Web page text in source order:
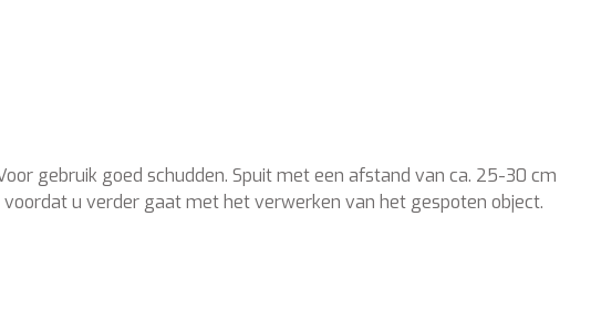
gebruik goed schudden. Spuit met een afstand van ca. 25-30 cm
u verder gaat met het verwerken van het gespoten object.